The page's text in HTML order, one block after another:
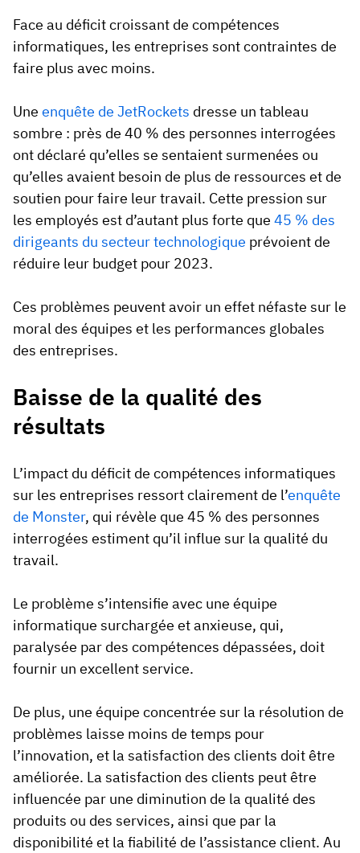
Face au déficit croissant de compétences
informatiques, les entreprises sont contraintes de
faire plus avec moins.
Une enquête de JetRockets dresse un tableau
sombre : près de 40 % des personnes interrogées
ont déclaré qu’elles se sentaient surmenées ou
qu’elles avaient besoin de plus de ressources et de
soutien pour faire leur travail. Cette pression sur
les employés est d’autant plus forte que 45 % des
dirigeants du secteur technologique prévoient de
réduire leur budget pour 2023.
Ces problèmes peuvent avoir un effet néfaste sur le
moral des équipes et les performances globales
des entreprises.
Baisse de la qualité des
résultats
L’impact du déficit de compétences informatiques
sur les entreprises ressort clairement de l’enquête
de Monster, qui révèle que 45 % des personnes
interrogées estiment qu’il influe sur la qualité du
travail.
Le problème s’intensifie avec une équipe
informatique surchargée et anxieuse, qui,
paralysée par des compétences dépassées, doit
fournir un excellent service.
De plus, une équipe concentrée sur la résolution de
problèmes laisse moins de temps pour
l’innovation, et la satisfaction des clients doit être
améliorée. La satisfaction des clients peut être
influencée par une diminution de la qualité des
produits ou des services, ainsi que par la
disponibilité et la fiabilité de l’assistance client. Au